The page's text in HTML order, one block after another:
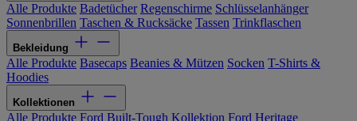
Alle Produkte Badetücher Regenschirme Schlüsselanhänger
Sonnenbrillen Taschen & Rucksäcke Tassen Trinkflaschen
Bekleidung
Alle Produkte Basecaps Beanies & Mützen Socken T-Shirts &
Hoodies
Kollektionen
Alle Produkte Ford Built-Tough Kollektion Ford Heritage